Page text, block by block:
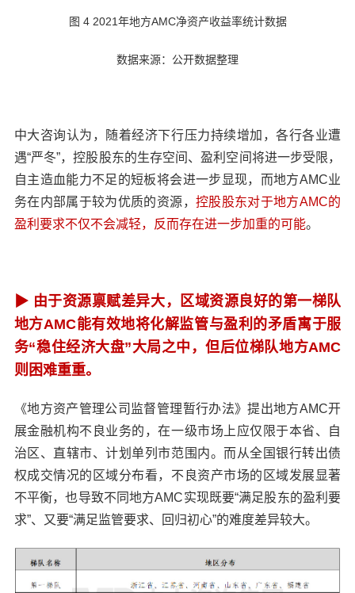
图 4 2021年地方AMC净资产收益率统计数据
数据来源：公开数据整理
中大咨询认为，随着经济下行压力持续增加，各行各业遭
遇“严冬”，控股股东的生存空间、盈利空间将进一步受限，
自主造血能力不足的短板将会进一步显现，而地方AMC业
务在内部属于较为优质的资源， 控股股东对于地方AMC的
盈利要求不仅不会减轻，反而存在进一步加重的可能。
▶ 由于资源禀赋差异大，区域资源良好的第一梯队
地方AMC能有效地将化解监管与盈利的矛盾寓于服
务“稳住经济大盘”大局之中，但后位梯队地方AMC
则困难重重。
《地方资产管理公司监督管理暂行办法》提出地方AMC开
展金融机构不良业务的，在一级市场上应仅限于本省、自
治区、直辖市、计划单列市范围内。而从全国银行转出债
权成交情况的区域分布看，不良资产市场的区域发展显著
不平衡，也导致不同地方AMC实现既要“满足股东的盈利要
求”、又要“满足监管要求、回归初心”的难度差异较大。